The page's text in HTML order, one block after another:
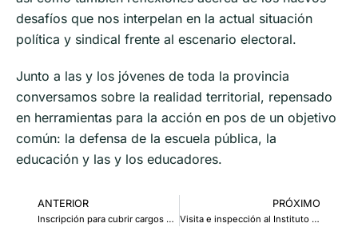
desafíos que nos interpelan en la actual situación
política y sindical frente al escenario electoral.
Junto a las y los jóvenes de toda la provincia
conversamos sobre la realidad territorial, repensado
en herramientas para la acción en pos de un objetivo
común: la defensa de la escuela pública, la
educación y las y los educadores.
ANTERIOR
Inscripción para cubrir cargos de Inspección Técnica de Inicial y Primario
PRÓXIMO
Visita e inspección al Instituto Privado El Salvador